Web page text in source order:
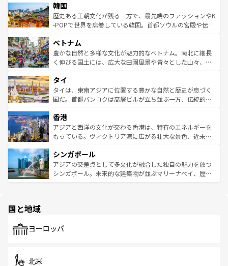
はコンテンツ一覧
いる。アクティビティも充実しており、サーフィンやダイ
ビング、ハイキングなど、アウトドア好きにはたまらな
い。オーストラリアの多彩な魅力を存分に味わいつくそ
参照してほしい。
ン）、静ひつな山岳地帯である台湾東部など、都市の喧騒
と山間の静けさが共存しており、訪れる人に新しい発見と
驚きをもたらしてくれる。また、奥深い台湾の食文化も魅
容にもいいと評判のスイーツなど、バラエティ豊かな料理
が味わえる。 なお、新着の台湾情報は コンテンツ一覧を参
照してほしい。
韓国
歴史ある王朝文化が残る一方で、最先端のファッションやK
-POPで世界を席巻している韓国。首都ソウルの宮殿や伝統
き、地方に足を延ばせば四季折々の自然美を楽しむことが
できる。そして、キムチや焼肉、絶品のストリートフード
まで、さまざまな韓国料理が待っている。夜には、韓国な
リティに包まれながら、韓国の多彩な魅力を心ゆくまで味
わってみてほしい。 なお、新着の韓国情報はコンテンツ一
覧を参照してほしい。
ベトナム
豊かな自然と多様な文化が魅力的なベトナム。南北に細長
く伸びる国土には、広大な田園風景や青々とした山々、世
急速な発展と共に伝統が息づく。ハノイの古い町並みやホ
ーチミン市のフランス統治時代の建物も、独特の雰囲気を
醸し出している。また、バラエティの豊かさとおいしさで
とつ。フォーやバインミー、ベトナムコーヒーなどは、ぜ
ひ現地で味わいたい。どの地域を訪れてもあたたかい人々
が旅行者を迎えてくれるので、きっと忘れられない旅にな
参照してほしい。
タイ
タイは、東南アジアに位置する豊かな自然と歴史が息づく
国だ。首都バンコクは高層ビルが立ち並ぶ一方、伝統的な
の活気が交差している。北部ではチェンマイなどの山岳地
帯で自然と触れ合い、南部ではプーケットやクラビの美し
いビーチでリゾート気分を楽しむことができる。タイ料理
激する。気候は一年中温暖で、どの季節にも異なる楽しみ
が待っている。親しみやすいタイの人々、仏教を中心とし
た文化、そして多様な観光資源が、訪れる旅人を魅了し続
香港
アジアと西洋の文化が交わる香港は、特有のエネルギーを
もっている。ヴィクトリア湾に広がる壮大な景色、近未来
み、どこを訪れても感動するはず。観光スポットが密集し
ており、効率よく見どころを回れるのも魅力。息をのむよ
うな絶景から文化的な体験まで、香港を存分に楽しみ尽く
シンガポール
アジアの交差点として多文化が融合した独自の魅力を放つ
シンガポール。未来的な建築物が並ぶマリーナベイ、歴史
で、ホーカーズは地元の風情を楽しめる外せないスポット
国と地域
ヨーロッパ
北米